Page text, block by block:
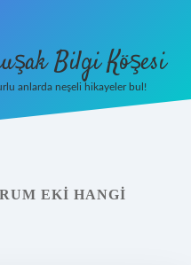
Bilgi Köşesi
anlarda neşeli hikayeler bul!
EKI HANGI